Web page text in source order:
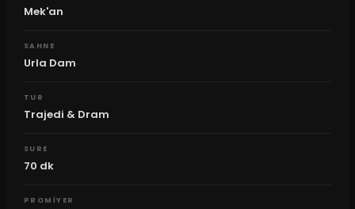
Mek'an
SAHNE
Urla Dam
TUR
Trajedi & Dram
SURE
70 dk
PROMIYER